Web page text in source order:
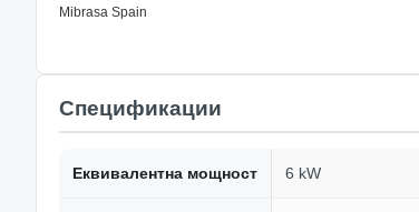
Mibrasa Spain
Спецификации
Еквивалентна мощност 6 kW